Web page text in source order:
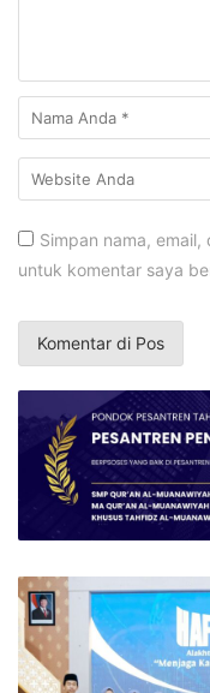
Simpan nama,
untuk komentar saya